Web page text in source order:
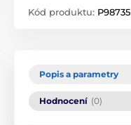
Kód produktu: P98735
Popis a parametry
Hodnocení (0)